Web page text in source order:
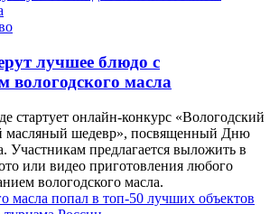
лучшее блюдо с
вологодского масла
стартует онлайн-конкурс «Вологодский
масляный шедевр», посвященный Дню
Участникам предлагается выложить в
или видео приготовления любого
вологодского масла.